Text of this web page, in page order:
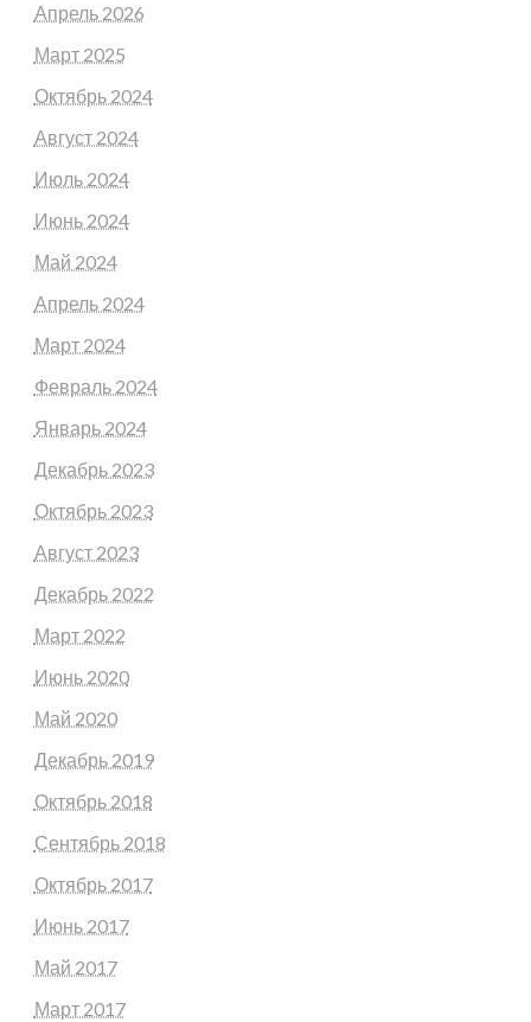
Апрель 2026
Март 2025
Октябрь 2024
Август 2024
Июль 2024
Июнь 2024
Май 2024
Апрель 2024
Март 2024
Февраль 2024
Январь 2024
Декабрь 2023
Октябрь 2023
Август 2023
Декабрь 2022
Март 2022
Июнь 2020
Май 2020
Декабрь 2019
Октябрь 2018
Сентябрь 2018
Октябрь 2017
Июнь 2017
Май 2017
Март 2017